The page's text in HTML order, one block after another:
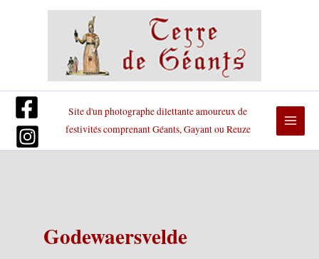
Site d'un photographe dilettante amoureux de
festivités comprenant Géants, Gayant ou Reuze
Godewaersvelde